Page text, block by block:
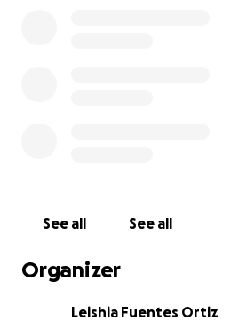
See all See all
Organizer
Leishia Fuentes Ortiz